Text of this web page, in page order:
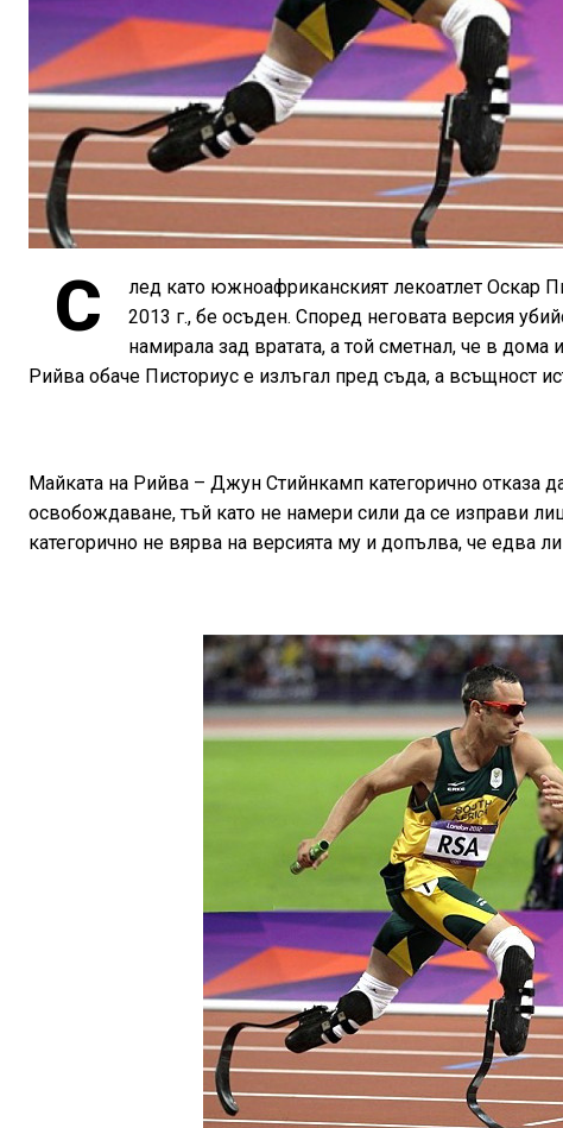
С
лед като южноафриканският лекоатлет Оскар
2013 г., бе осъден. Според неговата версия
намирала зад вратата, а той сметнал, че в
Рийва обаче Писториус е излъгал пред съда, а всъщност
Майката на Рийва – Джун Стийнкамп категорично отказа
освобождаване, тъй като не намери сили да се изправи
категорично не вярва на версията му и допълва, че едва